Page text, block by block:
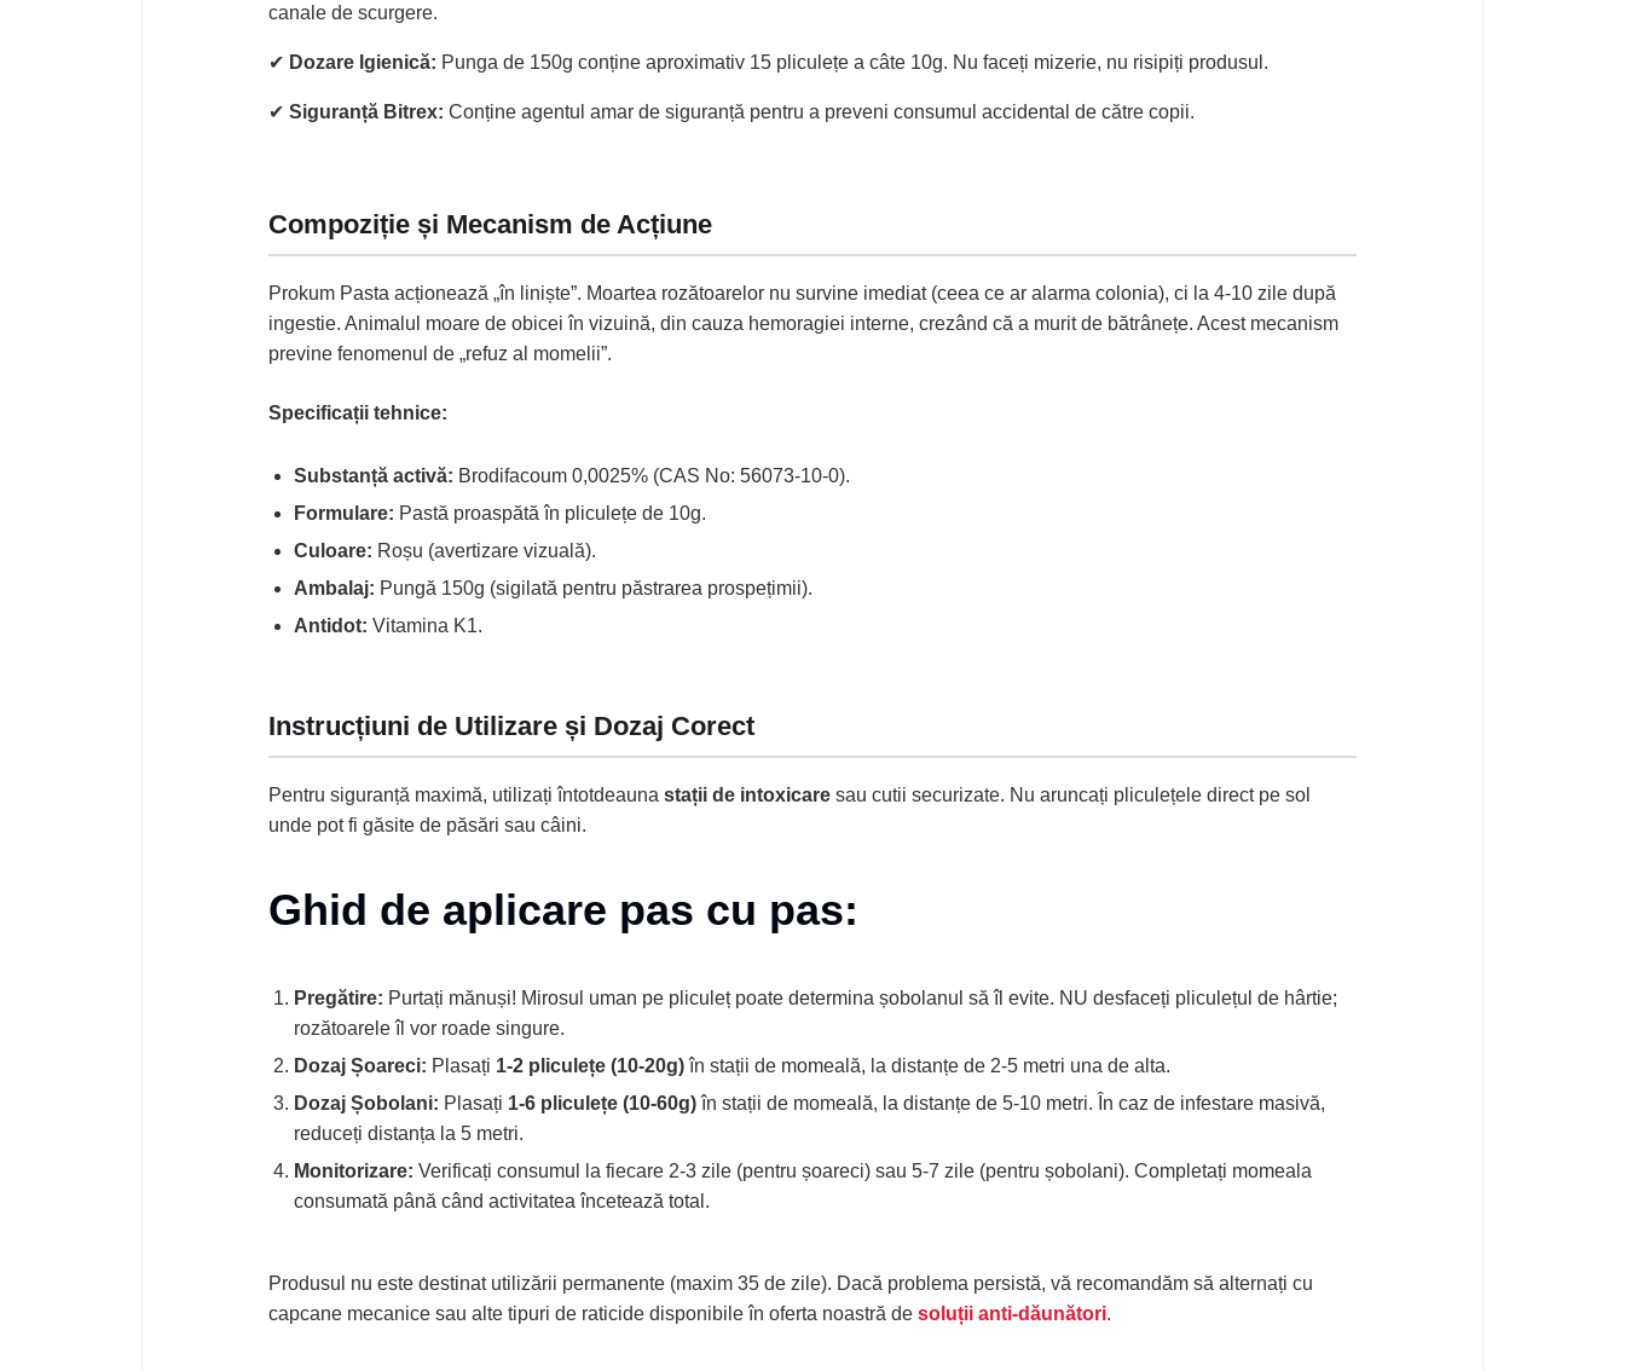
canale de scurgere.
✔ Dozare Igienică: Punga de 150g conține aproximativ 15 pliculețe a câte 10g. Nu faceți mizerie, nu risipiți produsul.
✔ Siguranță Bitrex: Conține agentul amar de siguranță pentru a preveni consumul accidental de către copii.
Compoziție și Mecanism de Acțiune
Prokum Pasta acționează „în liniște”. Moartea rozătoarelor nu survine imediat (ceea ce ar alarma colonia), ci la 4-10 zile după
ingestie. Animalul moare de obicei în vizuină, din cauza hemoragiei interne, crezând că a murit de bătrânețe. Acest mecanism
previne fenomenul de „refuz al momelii”.
Specificații tehnice:
Substanță activă: Brodifacoum 0,0025% (CAS No: 56073-10-0).
Formulare: Pastă proaspătă în pliculețe de 10g.
Culoare: Roșu (avertizare vizuală).
Ambalaj: Pungă 150g (sigilată pentru păstrarea prospețimii).
Antidot: Vitamina K1.
Instrucțiuni de Utilizare și Dozaj Corect
Pentru siguranță maximă, utilizați întotdeauna stații de intoxicare sau cutii securizate. Nu aruncați pliculețele direct pe sol
unde pot fi găsite de păsări sau câini.
Ghid de aplicare pas cu pas:
Pregătire: Purtați mănuși! Mirosul uman pe pliculeț poate determina șobolanul să îl evite. NU desfaceți pliculețul de hârtie;
rozătoarele îl vor roade singure.
Dozaj Șoareci: Plasați 1-2 pliculețe (10-20g)în stații de momeală, la distanțe de 2-5 metri una de alta.
Dozaj Șobolani: Plasați 1-6 pliculețe (10-60g)în stații de momeală, la distanțe de 5-10 metri. În caz de infestare masivă,
reduceți distanța la 5 metri.
Monitorizare: Verificați consumul la fiecare 2-3 zile (pentru șoareci) sau 5-7 zile (pentru șobolani). Completați momeala
consumată până când activitatea încetează total.
Produsul nu este destinat utilizării permanente (maxim 35 de zile). Dacă problema persistă, vă recomandăm să alternați cu
capcane mecanice sau alte tipuri de raticide disponibile în oferta noastră de soluții anti-dăunători.